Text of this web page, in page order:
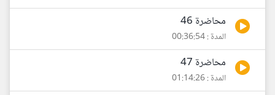
محاضرة 46
المدة : 00:36:54
محاضرة 47
المدة : 01:14:26